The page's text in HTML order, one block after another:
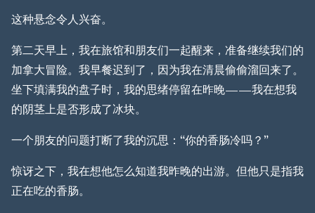
这种悬念令人兴奋。
第二天早上，我在旅馆和朋友们一起醒来，准备继续我们的
加拿大冒险。我早餐迟到了，因为我在清晨偷偷溜回来了。
坐下填满我的盘子时，我的思绪停留在昨晚——我在想我
的阴茎上是否形成了冰块。
一个朋友的问题打断了我的沉思：“你的香肠冷吗？”
惊讶之下，我在想他怎么知道我昨晚的出游。但他只是指我
正在吃的香肠。